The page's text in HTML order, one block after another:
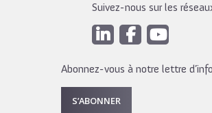
Suivez-nous sur les
Abonnez-vous à notre lettre
S’ABONNER